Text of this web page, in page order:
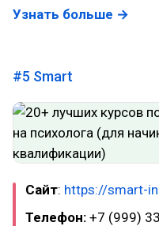
Узнать больше →
#5 Smart
Сайт: https://smart-
Телефон: +7 (999)